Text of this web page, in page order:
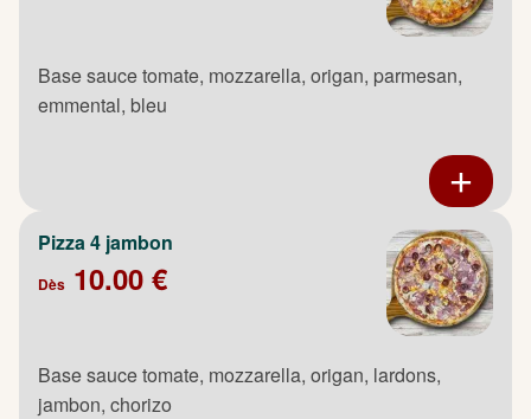
Base sauce tomate, mozzarella, origan, parmesan,
emmental, bleu
Pizza 4 jambon
Dès 10.00 €
Base sauce tomate, mozzarella, origan, lardons,
jambon, chorizo